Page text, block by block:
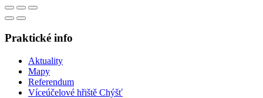
Praktické info
Aktuality
Mapy
Referendum
Víceúčelové hřiště Chýšť